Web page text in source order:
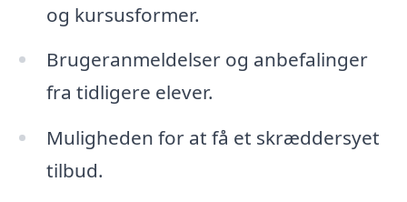
og kursusformer.
Brugeranmeldelser og anbefalinger
fra tidligere elever.
Muligheden for at få et skræddersyet
tilbud.